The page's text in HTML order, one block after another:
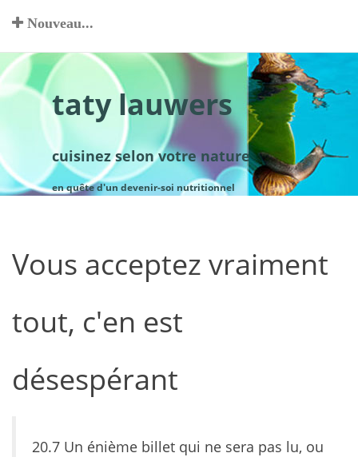
Nouveau...
taty lauwers
cuisinez selon votre nature
en quête d'un devenir-soi nutritionnel
Vous acceptez vraiment
tout, c'en est
désespérant
20.7 Un énième billet qui ne sera pas lu, ou